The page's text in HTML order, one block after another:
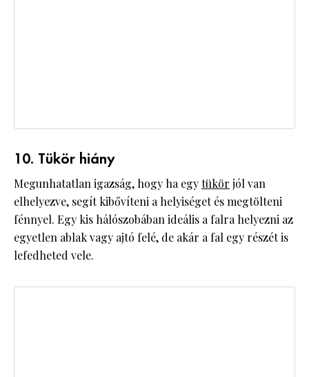
10. Tükör hiány
Megunhatatlan igazság, hogy ha egytükör jól van
elhelyezve, segít kibővíteni a helyiséget és megtölteni
fénnyel. Egy kis hálószobában ideális a falra helyezni az
egyetlen ablak vagy ajtó felé, de akár a fal egy részét is
lefedheted vele.